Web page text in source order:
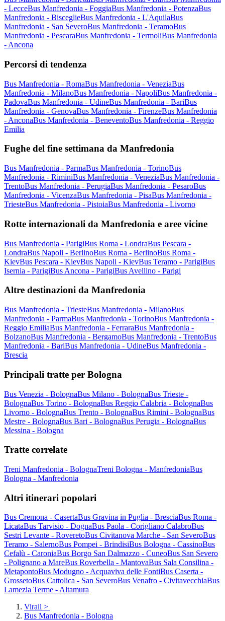
- LecceBus Manfredonia - FoggiaBus Manfredonia - PotenzaBus
Manfredonia - BisceglieBus Manfredonia - L'AquilaBus
Manfredonia - San SeveroBus Manfredonia - TeramoBus
Manfredonia - PescaraBus Manfredonia - TermoliBus Manfredonia
- Ancona
Percorsi di tendenza
Bus Manfredonia - RomaBus Manfredonia - VeneziaBus
Manfredonia - MilanoBus Manfredonia - NapoliBus Manfredonia -
PadovaBus Manfredonia - UdineBus Manfredonia - BariBus
Manfredonia - GenovaBus Manfredonia - FirenzeBus Manfredonia
- AnconaBus Manfredonia - BeneventoBus Manfredonia - Reggio
Emilia
Fughe del fine settimana da Manfredonia
Bus Manfredonia - ParmaBus Manfredonia - TorinoBus
Manfredonia - RiminiBus Manfredonia - VeneziaBus Manfredonia -
TrentoBus Manfredonia - PerugiaBus Manfredonia - PesaroBus
Manfredonia - VicenzaBus Manfredonia - PisaBus Manfredonia -
TriesteBus Manfredonia - PistoiaBus Manfredonia - Livorno
Rotte internazionali da Manfredonia e aree vicine
Bus Manfredonia - ParigiBus Roma - LondraBus Pescara -
LondraBus Napoli - BerlinoBus Roma - BerlinoBus Roma -
KievBus Pescara - KievBus Napoli - KievBus Teramo - ParigiBus
Isernia - ParigiBus Ancona - ParigiBus Avellino - Parigi
Altre destinazioni da Manfredonia
Bus Manfredonia - TriesteBus Manfredonia - MilanoBus
Manfredonia - ParmaBus Manfredonia - TorinoBus Manfredonia -
Reggio EmiliaBus Manfredonia - FerraraBus Manfredonia -
BolzanoBus Manfredonia - BergamoBus Manfredonia - TrentoBus
Manfredonia - BariBus Manfredonia - UdineBus Manfredonia -
Brescia
Principali tratte per Bologna
Bus Venezia - BolognaBus Milano - BolognaBus Trieste -
BolognaBus Torino - BolognaBus Reggio Calabria - BolognaBus
Livorno - BolognaBus Trento - BolognaBus Rimini - BolognaBus
Mestre - BolognaBus Bari - BolognaBus Perugia - BolognaBus
Messina - Bologna
Tratte correlate
Treni Manfredonia - BolognaTreni Bologna - ManfredoniaBus
Bologna - Manfredonia
Altri itinerari popolari
Bus Cremona - CasertaBus Gravina in Puglia - BresciaBus Roma -
LicataBus Tarvisio - DognaBus Paola - Corigliano CalabroBus
Sestri Levante - RoveretoBus Civitanova Marche - San SeveroBus
Teramo - SalernoBus Pompei - BrindisiBus Bologna - CassinoBus
Cefalù - CaroniaBus Borgo San Dalmazzo - CuneoBus San Severo
- Polignano a MareBus Roverbella - MantovaBus Sala Consilina -
MetapontoBus Modugno - Acquaviva delle FontiBus Caserta -
GrossetoBus Cattolica - San SeveroBus Venafro - CivitavecchiaBus
Lamezia Terme - Altamura
Virail >
Bus Manfredonia - Bologna